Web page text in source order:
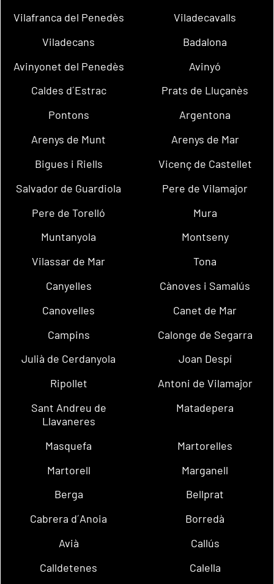
Vilafranca del Penedès
Viladecavalls
Viladecans
Badalona
Avinyonet del Penedès
Avinyó
Caldes d´Estrac
Prats de Lluçanès
Pontons
Argentona
Arenys de Munt
Arenys de Mar
Bigues i Riells
Vicenç de Castellet
Salvador de Guardiola
Pere de Vilamajor
Pere de Torelló
Mura
Muntanyola
Montseny
Vilassar de Mar
Tona
Canyelles
Cànoves i Samalús
Canovelles
Canet de Mar
Campins
Calonge de Segarra
Julià de Cerdanyola
Joan Despí
Ripollet
Antoni de Vilamajor
Sant Andreu de
Llavaneres
Matadepera
Masquefa
Martorelles
Martorell
Marganell
Berga
Bellprat
Cabrera d´Anoia
Borredà
Avià
Callús
Calldetenes
Calella